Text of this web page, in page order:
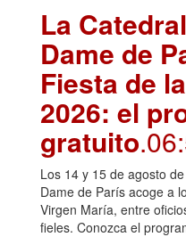
La
Dame de
Fiesta de
2026: el
gratuito
Los 14 y 15 de agosto
Dame de París acoge a
Virgen María, entre
fieles. Conozca el